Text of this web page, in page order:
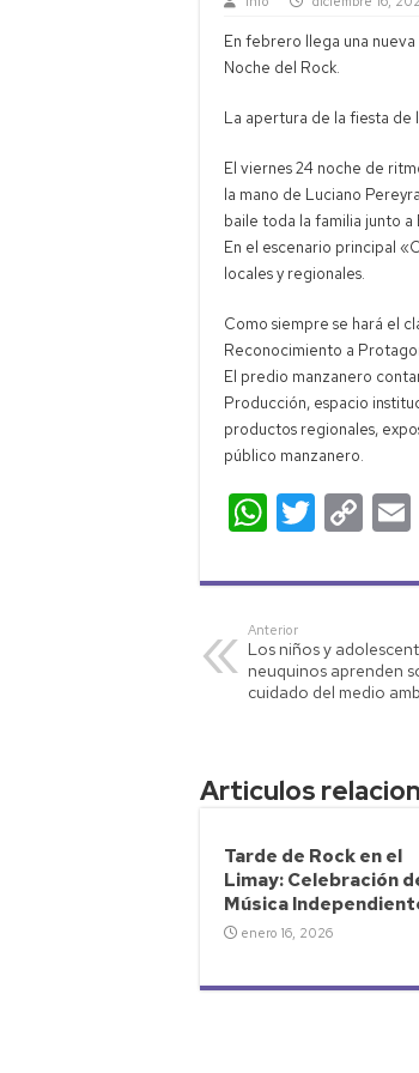
En febrero llega una
Noche del Rock.
La apertura de la fiesta de
El viernes 24 noche de
la mano de Luciano
baile toda la familia junto a
En el escenario principal
locales y regionales.
Como siempre se hará el
Reconocimiento a
El predio manzanero
Producción, espacio
productos regionales,
público manzanero.
W
h
at
s
A
p
T
wi
tt
C
o
p
Li
nk
Anterior
Los niños y
neuquinos aprenden
cuidado del medio
Articulos
Tarde de Rock en el
Limay: Celebración
Música
enero 16, 2026